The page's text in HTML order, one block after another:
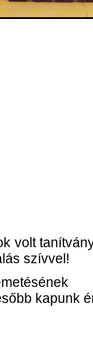
volt
szívvel!
kapunk